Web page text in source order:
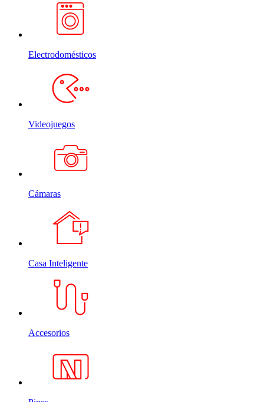
Electrodomésticos
Videojuegos
Cámaras
Casa Inteligente
Accesorios